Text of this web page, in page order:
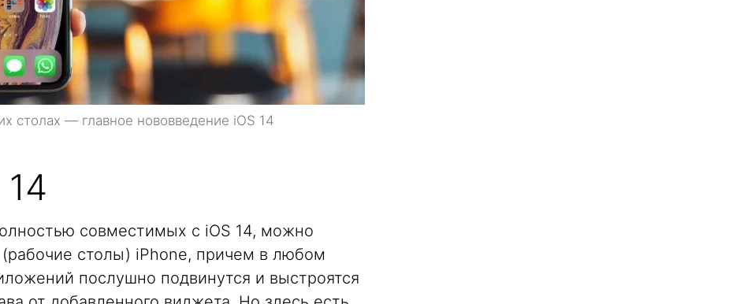
столах — главное нововведение iOS 14
совместимых с iOS 14, можно
(рабочие столы) iPhone, причем в любом
послушно подвинутся и выстроятся